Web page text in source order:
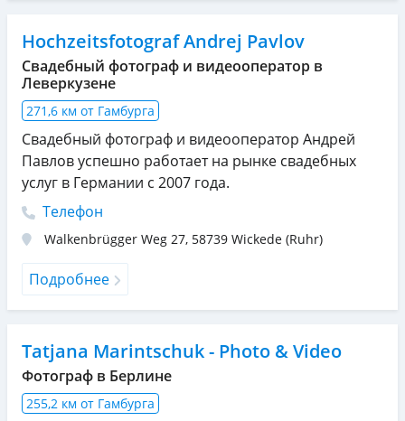
Hochzeitsfotograf Andrej Pavlov
Свадебный фотограф и видеооператор в
Леверкузене
271,6 км от Гамбурга
Свадебный фотограф и видеооператор Андрей
Павлов успешно работает на рынке свадебных
услуг в Германии с 2007 года.
Телефон
Walkenbrügger Weg 27, 58739 Wickede (Ruhr)
Подробнее
Tatjana Marintschuk - Photo & Video
Фотограф в Берлине
255,2 км от Гамбурга